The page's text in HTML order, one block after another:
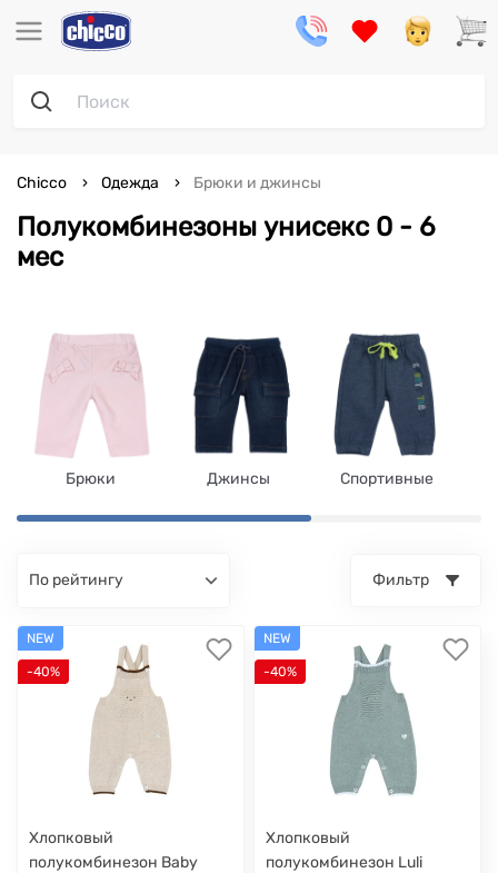
Полукомбинезоны унисекс 0 - 6
мес
Chicco Одежда Брюки и джинсы
Брюки Джинсы Спортивные
по рейтингу Фильтр
NEW
-40%
Хлопковый
полукомбинезон Baby
NEW
-40%
Хлопковый
полукомбинезон Luli